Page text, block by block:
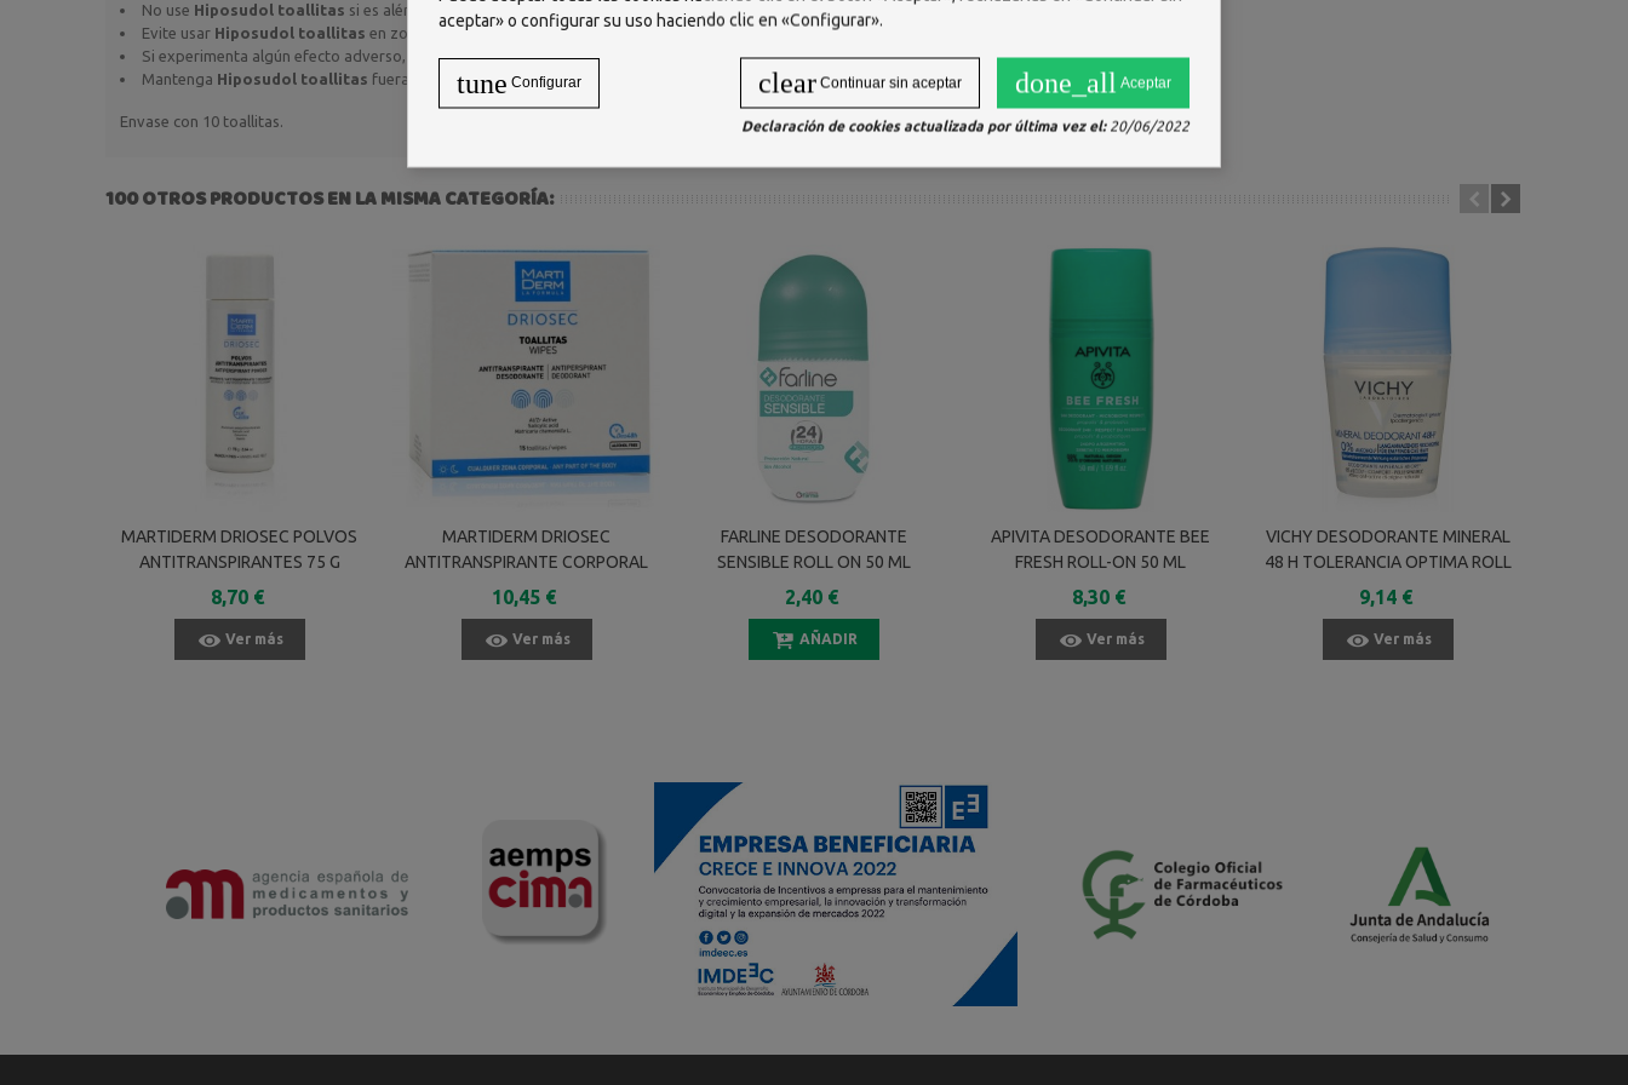
No use Hiposudol toallitas si es alérgico a alguno de los ingredientes.
Evite usar Hiposudol toallitas en zonas sensibles, como los ojos, la boca y la nariz.
Si experimenta algún efecto adverso, interrumpa su uso y consulte con un médico.
Mantenga Hiposudol toallitas fuera del alcance de los niños.
Envase con 10 toallitas.
100 OTROS PRODUCTOS EN LA MISMA CATEGORÍA:
MARTIDERM DRIOSEC POLVOS
ANTITRANSPIRANTES 75 G
8,70 €
Ver más
MARTIDERM DRIOSEC
ANTITRANSPIRANTE CORPORAL
15 TOALLITAS
10,45 €
Ver más
FARLINE DESODORANTE
SENSIBLE ROLL ON 50 ML
2,40 €
AÑADIR
APIVITA DESODORANTE BEE
FRESH ROLL-ON 50 ML
8,30 €
Ver más
VICHY DESODORANTE MINERAL
48 H TOLERANCIA OPTIMA ROLL
ON 50 ML
9,14 €
Ver más
aceptar» o configurar su uso haciendo clic en «Configurar».
done_all Aceptar
clear Continuar sin aceptar
tune Configurar
Declaración de cookies actualizada por última vez el:20/06/2022